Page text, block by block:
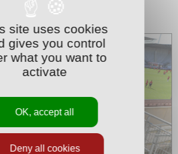
développement durable, le respect
site uses cookies
gives you control
what you want to
activate
OK, accept all
Deny all cookies